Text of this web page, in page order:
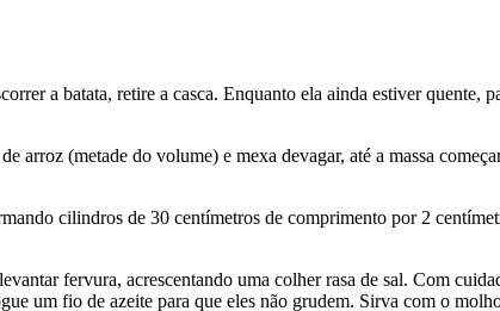
a batata, retire a casca. Enquanto ela ainda estiver quente,
arroz (metade do volume) e mexa devagar, até a massa
cilindros de 30 centímetros de comprimento por 2
fervura, acrescentando uma colher rasa de sal. Com
um fio de azeite para que eles não grudem. Sirva com o